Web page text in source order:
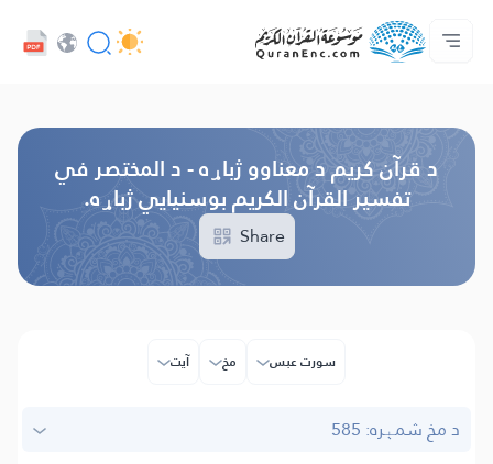
کور‌پاڼه
د ژباړو فهرست
Audio
د پراختیا ورکوونکو چوپړتیاوې - API
د پروژې په اړه
مونږ سره اړیکه ونیسه
ژبه
د قرآن کریم د معناوو ژباړه - د المختصر في
تفسیر القرآن الکریم بوسنیایي ژباړه.
Share
سورت عبس مخ آیت
د مخ شمېره: 585